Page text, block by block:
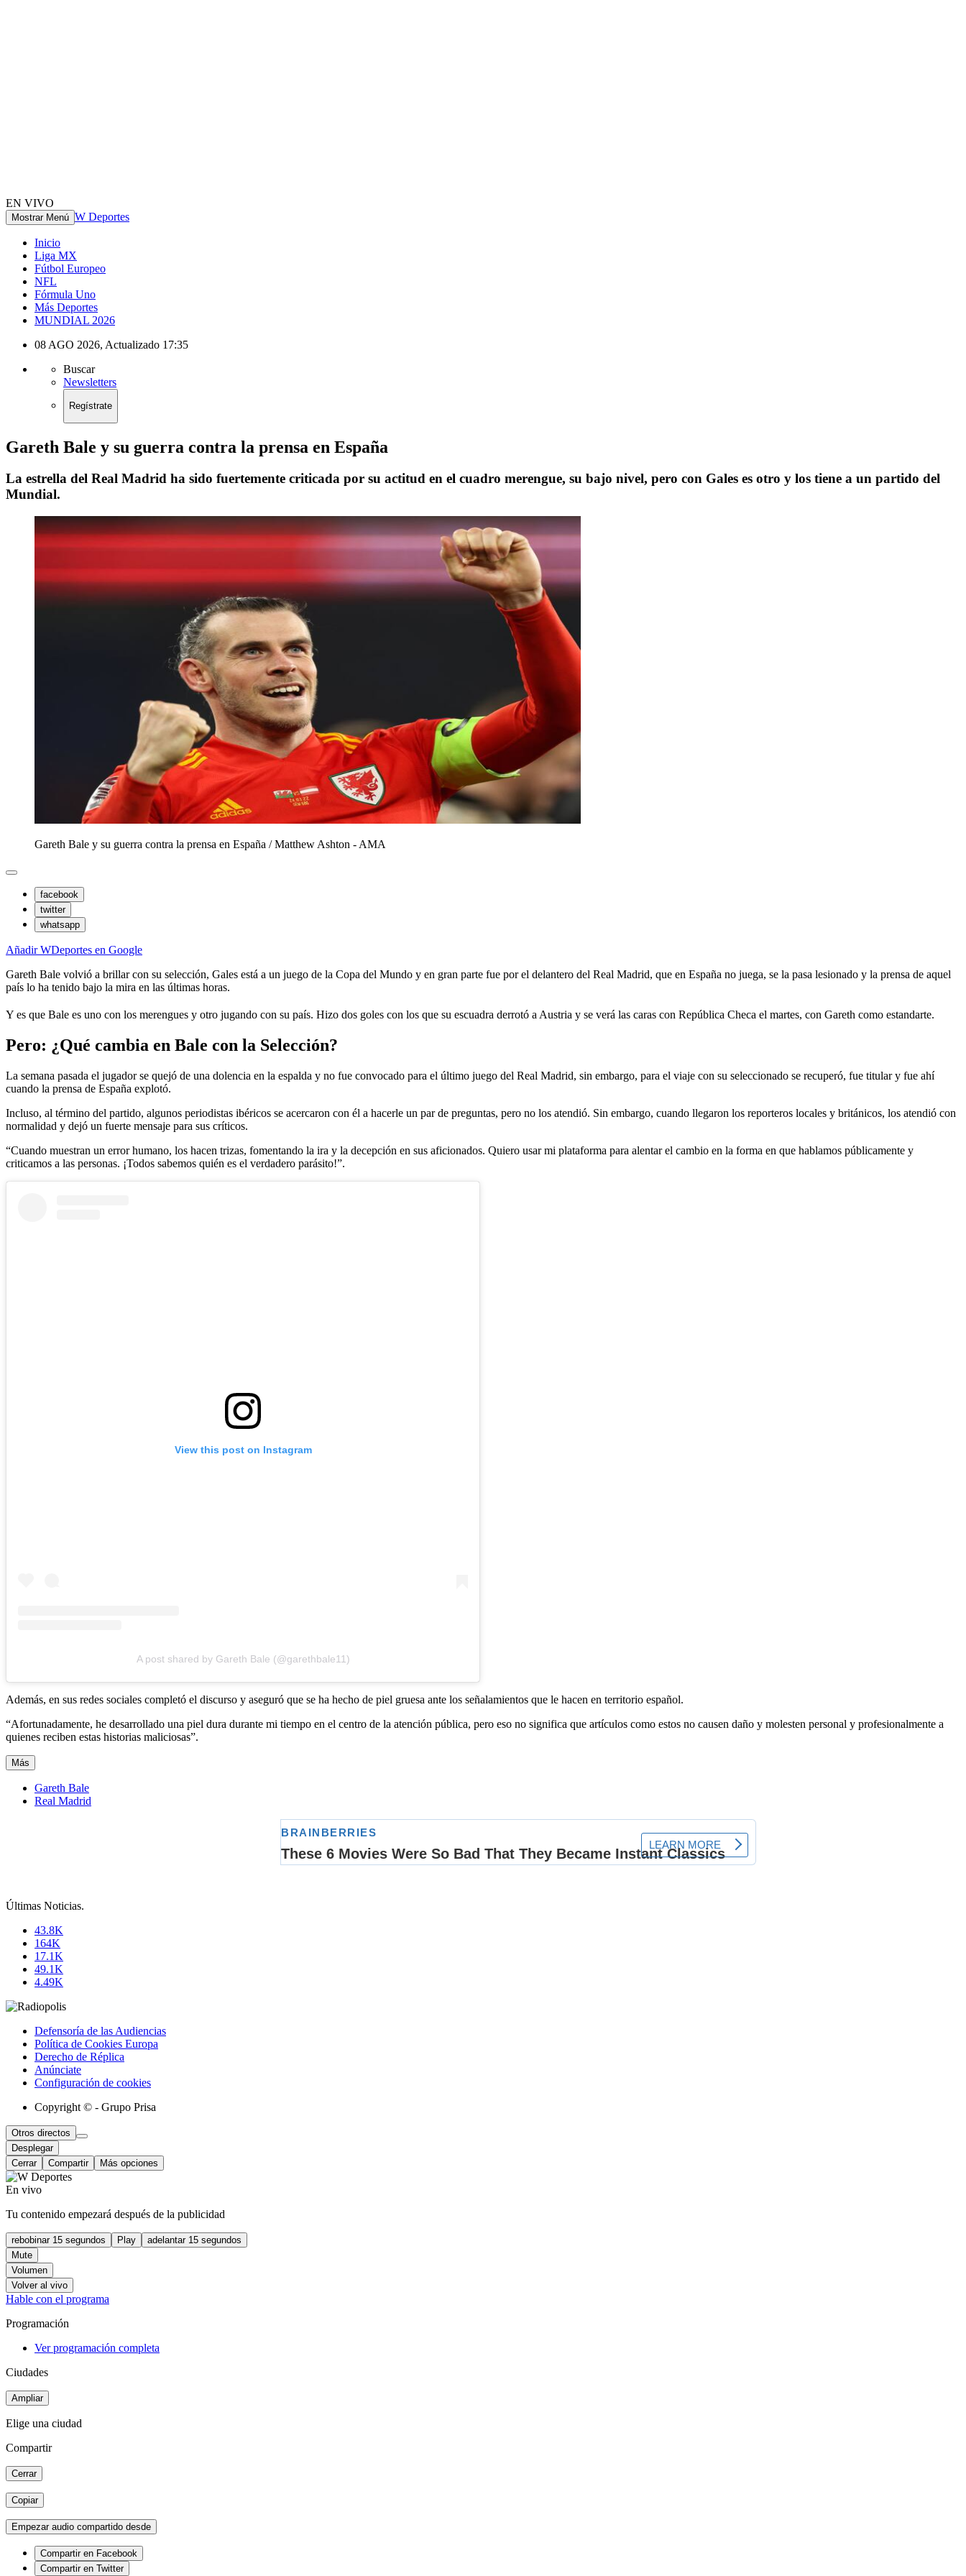
EN VIVO
Mostrar Menú W Deportes
Inicio
Liga MX
Fútbol Europeo
NFL
Fórmula Uno
Más Deportes
MUNDIAL 2026
08 AGO 2026, Actualizado 17:35
Buscar
Newsletters
Regístrate
Gareth Bale y su guerra contra la prensa en España
La estrella del Real Madrid ha sido fuertemente criticada por su actitud en el cuadro merengue, su bajo nivel, pero con Gales es otro y los tiene a un partido del
Mundial.
Gareth Bale y su guerra contra la prensa en España /Matthew Ashton - AMA
facebook
twitter
whatsapp
Añadir WDeportes en Google
Gareth Bale volvió a brillar con su selección, Gales está a un juego de la Copa del Mundo y en gran parte fue por el delantero del Real Madrid, que en España no juega, se la pasa lesionado y la prensa de aquel
país lo ha tenido bajo la mira en las últimas horas.
Y es que Bale es uno con los merengues y otro jugando con su país. Hizo dos goles con los que su escuadra derrotó a Austria y se verá las caras con República Checa el martes, con Gareth como estandarte.
Pero: ¿Qué cambia en Bale con la Selección?
La semana pasada el jugador se quejó de una dolencia en la espalda y no fue convocado para el último juego del Real Madrid, sin embargo, para el viaje con su seleccionado se recuperó, fue titular y fue ahí
cuando la prensa de España explotó.
Incluso, al término del partido, algunos periodistas ibéricos se acercaron con él a hacerle un par de preguntas, pero no los atendió. Sin embargo, cuando llegaron los reporteros locales y británicos, los atendió con
normalidad y dejó un fuerte mensaje para sus críticos.
“Cuando muestran un error humano, los hacen trizas, fomentando la ira y la decepción en sus aficionados. Quiero usar mi plataforma para alentar el cambio en la forma en que hablamos públicamente y
criticamos a las personas. ¡Todos sabemos quién es el verdadero parásito!”.
View this post on Instagram
A post shared by Gareth Bale (@garethbale11)
Además, en sus redes sociales completó el discurso y aseguró que se ha hecho de piel gruesa ante los señalamientos que le hacen en territorio español.
“Afortunadamente, he desarrollado una piel dura durante mi tiempo en el centro de la atención pública, pero eso no significa que artículos como estos no causen daño y molesten personal y profesionalmente a
quienes reciben estas historias maliciosas”.
Más
Gareth Bale
Real Madrid
Últimas Noticias.
43.8K
164K
17.1K
49.1K
4.49K
Defensoría de las Audiencias
Política de Cookies Europa
Derecho de Réplica
Anúnciate
Configuración de cookies
Copyright © - Grupo Prisa
Otros directos
Desplegar
Cerrar
Compartir Más opciones
En vivo
Tu contenido empezará después de la publicidad
rebobinar 15 segundos Play
adelantar 15 segundos
Mute
Volumen
Volver al vivo
Hable con el programa
Programación
Ver programación completa
Ciudades
Ampliar
Elige una ciudad
Compartir
Cerrar
Copiar
Empezar audio compartido desde
Compartir en Facebook
Compartir en Twitter